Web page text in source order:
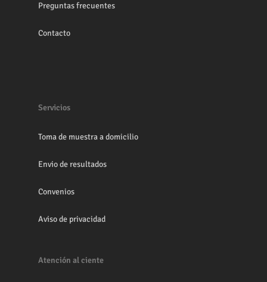
Preguntas frecuentes
Contacto
Servicios
Toma de muestra a domicilio
Envio de resultados
Convenios
Aviso de privacidad
Atención al ciente